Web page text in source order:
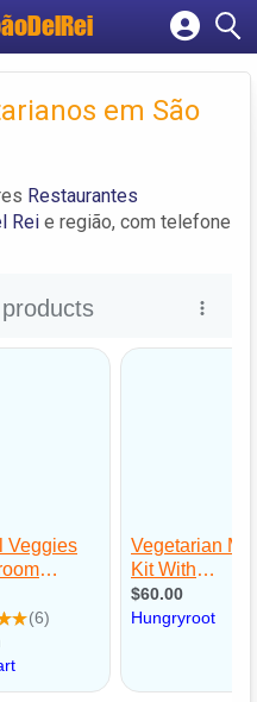
empresa
conta
em São
Restaurantes
Rei e região, com telefone